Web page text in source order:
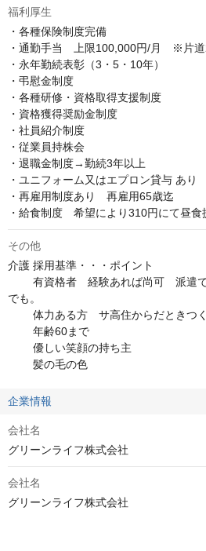
福利厚生
・各種保険制度完備
・通勤手当　上限100,000円/月　※片
・永年勤続表彰（3・5・10年）
・弔慰金制度
・各種研修・資格取得支援制度
・資格獲得奨励金制度
・社員紹介制度
・従業員持株会
・退職金制度→勤続3年以上
・ユニフォーム又はエプロン貸与 あり
・再雇用制度あり　再雇用65歳迄
・給食制度　希望により310円にて昼
その他
介護	採用基準・・・ポイント
でも。
	髪の毛の色
企業情報
会社名
グリーンライフ株式会社
会社名
グリーンライフ株式会社